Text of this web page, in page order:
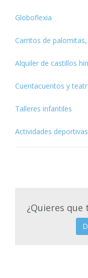
Globoflexia
Carritos de
Alquiler de castillos
Cuentacuentos y
Talleres infantiles
Actividades
¿Quieres que